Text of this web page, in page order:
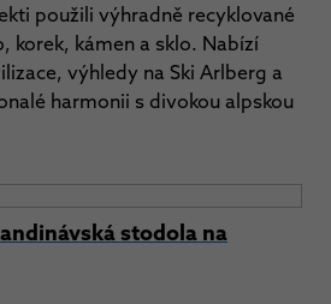
použili výhradně recyklované
korek, kámen a sklo. Nabízí
výhledy na Ski Arlberg a
harmonii s divokou alpskou
stodola na